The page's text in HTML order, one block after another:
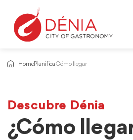
HomePlanificaCómo llegar
Descubre Dénia
¿Cómo